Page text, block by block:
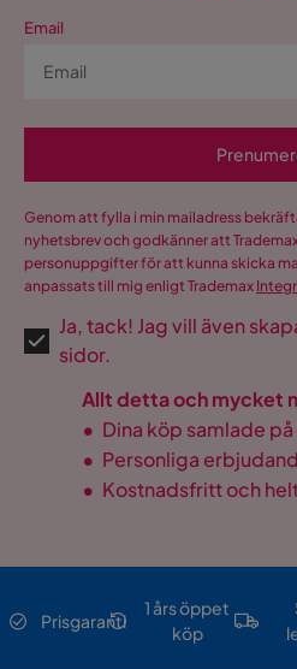
Email
Genom att fylla i min mailadress
nyhetsbrev och godkänner att
personuppgifter för att kunna skicka
anpassats till mig enligt Trademax
Ja, tack! Jag vill även
sidor.
Allt detta och mycket
• Dina köp samlade
• Personliga
• Kostnadsfritt och
Prisgaranti
1 års öppet
köp